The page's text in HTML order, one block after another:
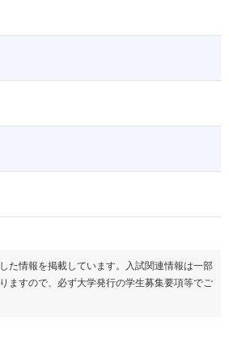
た情報を掲載しています。入試関連情報は一部
ますので、必ず大学発行の学生募集要項等でご